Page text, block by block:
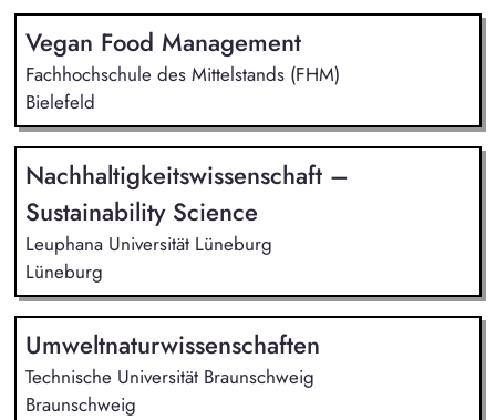
Vegan Food Management
Fachhochschule des Mittelstands (FHM)
Bielefeld
Nachhaltigkeitswissenschaft –
Sustainability Science
Leuphana Universität Lüneburg
Lüneburg
Umweltnaturwissenschaften
Technische Universität Braunschweig
Braunschweig